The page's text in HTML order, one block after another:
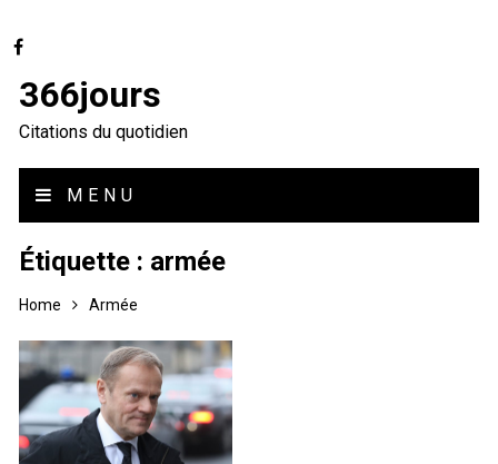
366jours
Citations du quotidien
MENU
Étiquette : armée
Home Armée